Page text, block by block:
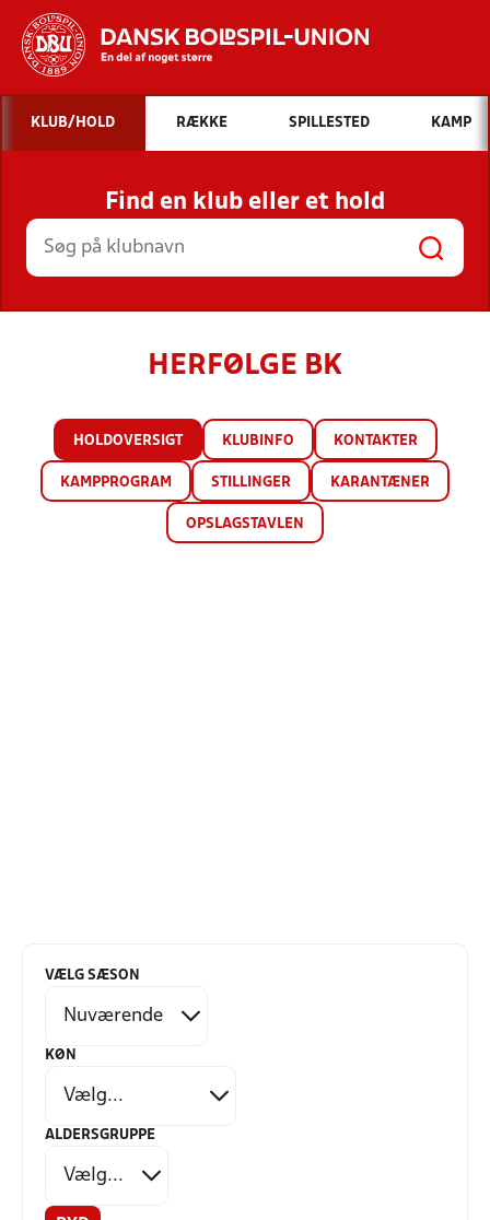
Hvad vil du søge efter?
INDHOLD OG NYHEDER
STILLINGER, RESULTATER, KLUBBER OG
HOLD
KLUB/HOLD RÆKKE SPILLESTED KAMP
Find en klub eller et hold
HERFØLGE BK
HOLDOVERSIGT KLUBINFO KONTAKTER
KAMPPROGRAM STILLINGER KARANTÆNER
OPSLAGSTAVLEN
VÆLG SÆSON
KØN
ALDERSGRUPPE